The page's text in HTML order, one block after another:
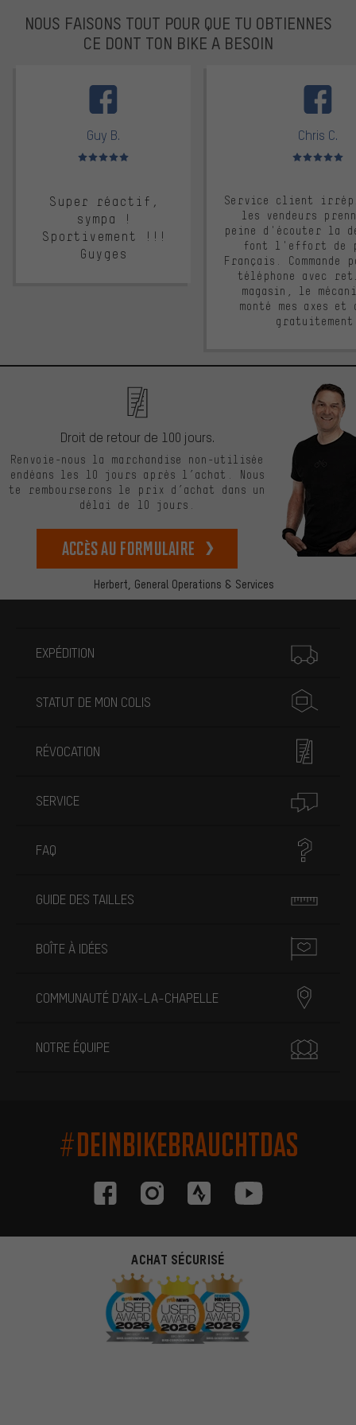
NOUS FAISONS TOUT POUR QUE TU OBTIENNES
CE DONT TON BIKE A BESOIN
Guy B.
Note moyenne : 5 sur 5
Super réactif,
sympa !
Sportivement !!!
Guyges
Chris C.
Note moyenne :
Service client
les vendeurs
peine d'écouter la
font l'effort de
Français. Commande
téléphone avec
magasin, le
monté mes axes et
Herbert, General Operations & Services
Droit de retour de 100 jours.
Renvoie-nous la marchandise non-utilisée
endéans les 10 jours après l’achat. Nous
te rembourserons le prix d’achat dans un
délai de 10 jours.
Accès au formulaire
EXPÉDITION
STATUT DE MON COLIS
RÉVOCATION
SERVICE
FAQ
GUIDE DES TAILLES
BOÎTE À IDÉES
COMMUNAUTÉ D'AIX-LA-CHAPELLE
NOTRE ÉQUIPE
#DEINBIKEBRAUCHTDAS
ACHAT SÉCURISÉ